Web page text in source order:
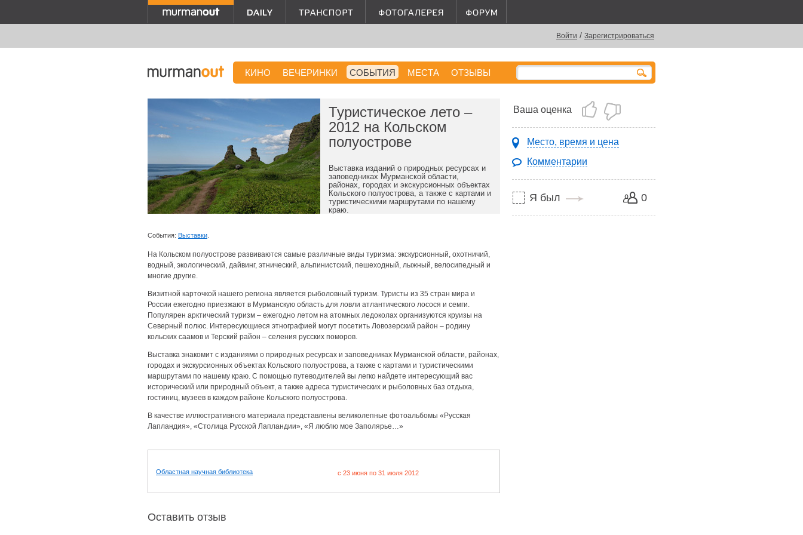
Войти / Зарегистрироваться
КИНО ВЕЧЕРИНКИ СОБЫТИЯ МЕСТА ОТЗЫВЫ
Ваша оценка
Место, время и цена
Комментарии
0
Я был
Туристическое лето –
2012 на Кольском
полуострове
Выставка изданий о природных ресурсах и
заповедниках Мурманской области,
районах, городах и экскурсионных объектах
Кольского полуострова, а также с картами и
туристическими маршрутами по нашему
краю.
События: Выставки
На Кольском полуострове развиваются самые различные виды туризма: экскурсионный, охотничий,
водный, экологический, дайвинг, этнический, альпинистский, пешеходный, лыжный, велосипедный и
многие другие.
Визитной карточкой нашего региона является рыболовный туризм. Туристы из 35 стран мира и
России ежегодно приезжают в Мурманскую область для ловли атлантического лосося и семги.
Популярен арктический туризм – ежегодно летом на атомных ледоколах организуются круизы на
Северный полюс. Интересующиеся этнографией могут посетить Ловозерский район – родину
кольских саамов и Терский район – селения русских поморов.
Выставка знакомит с изданиями о природных ресурсах и заповедниках Мурманской области, районах,
городах и экскурсионных объектах Кольского полуострова, а также с картами и туристическими
маршрутами по нашему краю. С помощью путеводителей вы легко найдете интересующий вас
исторический или природный объект, а также адреса туристических и рыболовных баз отдыха,
гостиниц, музеев в каждом районе Кольского полуострова.
В качестве иллюстративного материала представлены великолепные фотоальбомы «Русская
Лапландия», «Столица Русской Лапландии», «Я люблю мое Заполярье…»
Областная научная библиотека c 23 июня по 31 июля 2012
Оставить отзыв